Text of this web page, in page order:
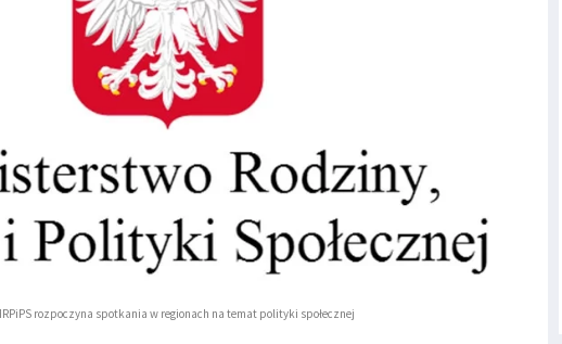
rozpoczyna spotkania w regionach na temat polityki społecznej